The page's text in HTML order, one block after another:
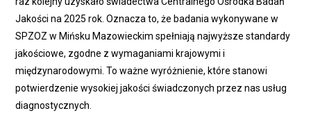
Jakości na 2025 rok. Oznacza to, że badania wykonywane w
SPZOZ w Mińsku Mazowieckim spełniają najwyższe standardy
jakościowe, zgodne z wymaganiami krajowymi i
międzynarodowymi. To ważne wyróżnienie, które stanowi
potwierdzenie wysokiej jakości świadczonych przez nas usług
diagnostycznych.